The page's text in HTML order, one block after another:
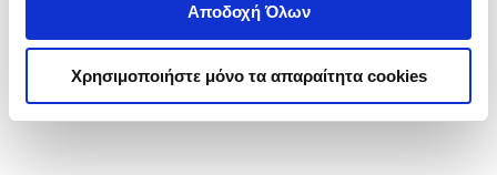
Αποδοχή Όλων
Χρησιμοποιήστε μόνο τα απαραίτητα cookies